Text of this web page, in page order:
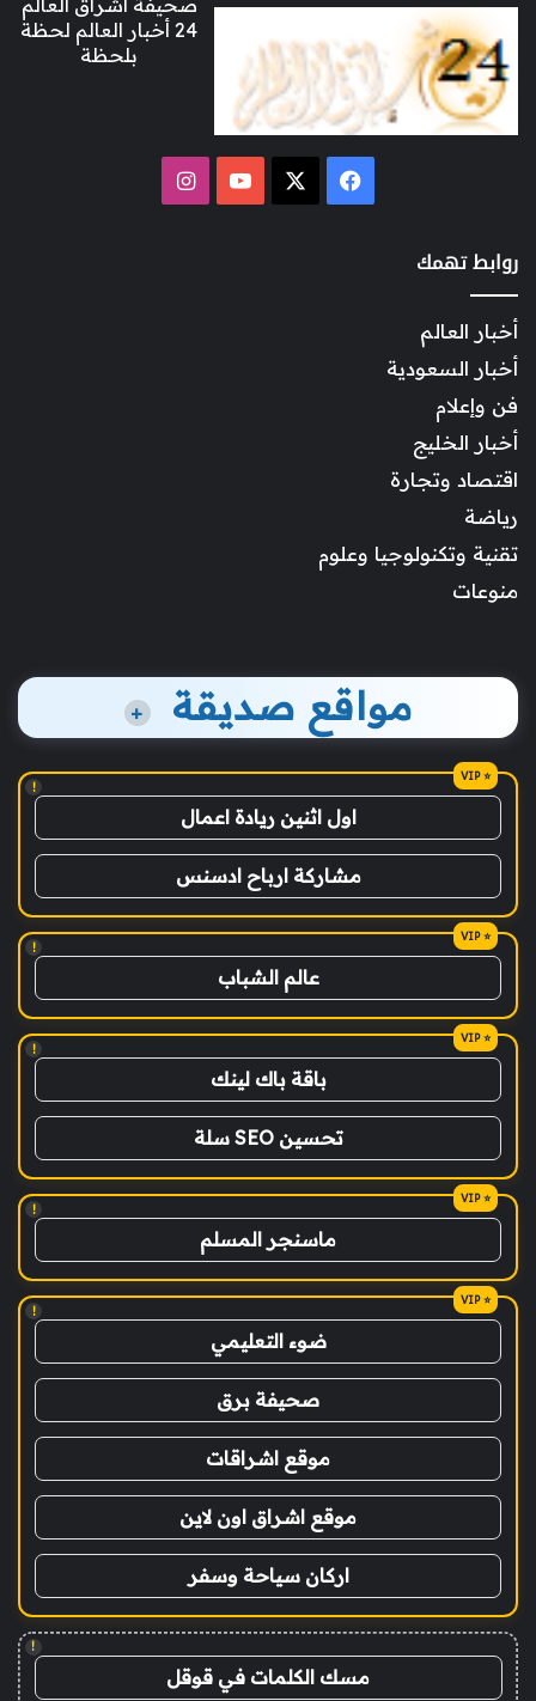
24 أخبار العالم لحظة
بلحظة
فيسبوك ‫YouTubeانستقرام
روابط تهمك
أخبار العالم
أخبار السعودية
فن وإعلام
أخبار الخليج
اقتصاد وتجارة
رياضة
تقنية وتكنولوجيا وعلوم
منوعات
مواقع صديقة +
!
اول اثنين ريادة اعمال
مشاركة ارباح ادسنس
!
عالم الشباب
!
باقة باك لينك
تحسين SEO سلة
!
ماسنجر المسلم
!
ضوء التعليمي
صحيفة برق
موقع اشراقات
موقع اشراق اون لاين
اركان سياحة وسفر
!
مسك الكلمات في قوقل